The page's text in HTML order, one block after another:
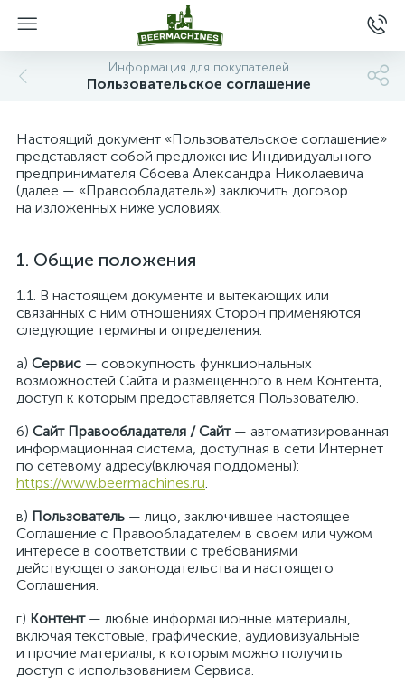
Информация для покупателей
Пользовательское соглашение
Настоящий документ «Пользовательское соглашение»
представляет собой предложение Индивидуального
предпринимателя Сбоева Александра Николаевича
(далее — «Правообладатель») заключить договор
на изложенных ниже условиях.
Общие положения
В настоящем документе и вытекающих или
связанных с ним отношениях Сторон применяются
следующие термины и определения:
а) Сервис — совокупность функциональных
возможностей Сайта и размещенного в нем Контента,
доступ к которым предоставляется Пользователю.
б) Сайт Правообладателя / Сайт— автоматизированная
информационная система, доступная в сети Интернет
по сетевому адресу(включая поддомены):
https://www.beermachines.ru.
в) Пользователь — лицо, заключившее настоящее
Соглашение с Правообладателем в своем или чужом
интересе в соответствии с требованиями
действующего законодательства и настоящего
Соглашения.
г) Контент— любые информационные материалы,
включая текстовые, графические, аудиовизуальные
и прочие материалы, к которым можно получить
доступ с использованием Сервиса.